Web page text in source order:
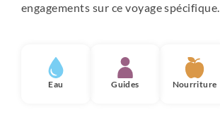
engagements sur ce voyage spécifique.
Eau Guides Nourriture